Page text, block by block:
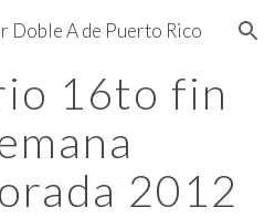
Skip to navigation
Doble A de Puerto Rico
16to fin
2012